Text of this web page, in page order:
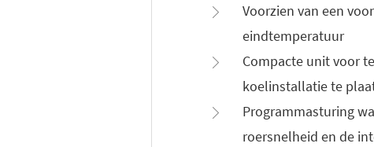
Voorzien van een
eindtemperatuur
Compacte unit voor
koelinstallatie te
Programmasturing
roersnelheid en de